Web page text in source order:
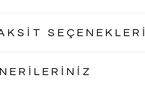
SEÇENEKLERİ